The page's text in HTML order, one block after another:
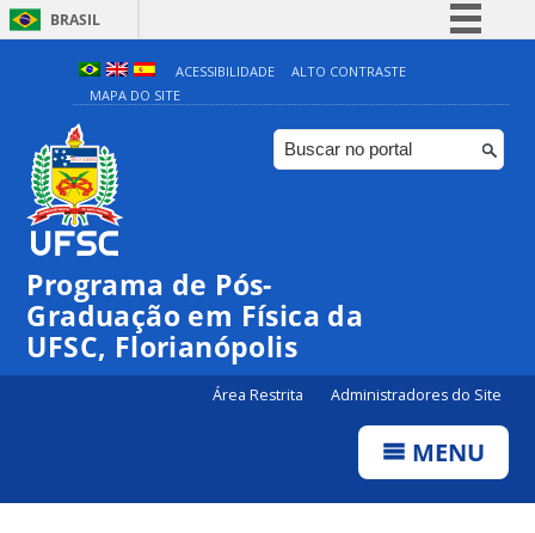
BRASIL
Simplifique!
Comunica BR
Participe
ACESSIBILIDADE
ALTO CONTRASTE
MAPA DO SITE
Programa de Pós-
Graduação em Física da
UFSC, Florianópolis
Área Restrita Administradores do Site
MENU